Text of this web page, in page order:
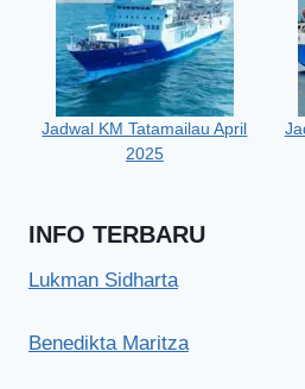
Jadwal KM Tatamailau April
2025
INFO TERBARU
Lukman Sidharta
Benedikta Maritza